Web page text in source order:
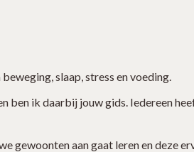
slaap, stress en voeding.
ben ik daarbij jouw gids. Iedereen
gewoonten aan gaat leren en deze